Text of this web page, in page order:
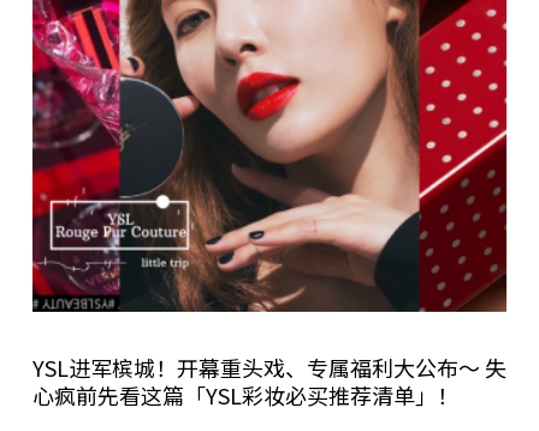
t
YSL进军槟城！开幕重头戏、专属福利大公布～ 失
心疯前先看这篇「YSL彩妆必买推荐清单」！